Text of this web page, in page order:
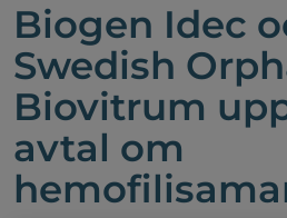
Biogen Idec
Swedish
Biovitrum
avtal om